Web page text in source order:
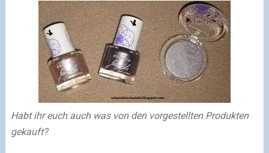
Habt ihr euch auch was von den vorgestellten Produkten
gekauft?